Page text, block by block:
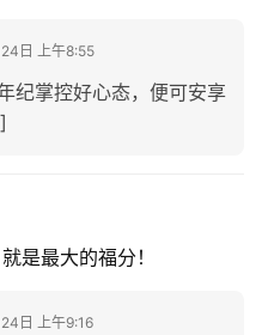
日 上午8:55
纪掌控好心态，便可安享
是最大的福分！
日 上午9:16